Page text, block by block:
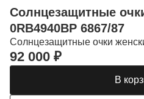
Солнцезащитные
0RB4940BP 6867/87
Солнцезащитные очки
92 000 ₽
В